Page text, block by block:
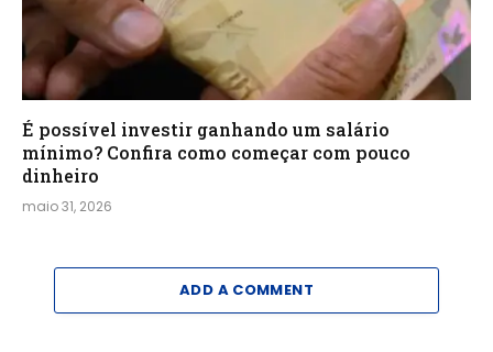
É possível investir ganhando um salário
mínimo? Confira como começar com pouco
dinheiro
maio 31, 2026
ADD A COMMENT